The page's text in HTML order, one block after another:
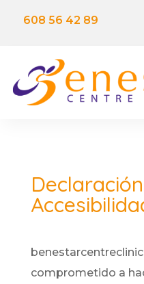
608 56 42 89
comprometido a